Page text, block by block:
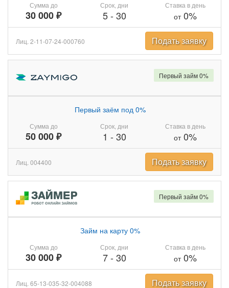
Сумма до
30 000 ₽
Срок, дни
5- 30
Ставка в день
от0%
Лиц. 2-11-07-24-000760 Подать заявку
Сумма до
50 000 ₽
Первый заём под 0%
Срок, дни
1 - 30
Ставка в день
от0%
Первый займ 0%
Лиц. 004400 Подать заявку
Сумма до
30 000 ₽
Займ на карту 0%
Срок, дни
7- 30
Ставка в день
от0%
Первый займ 0%
Лиц. 65-13-035-32-004088 Подать заявку